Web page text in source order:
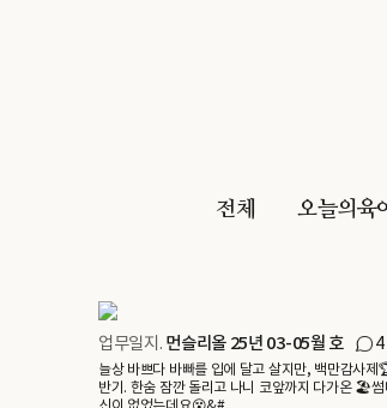
전체 오늘의육
업무일지. 먼슬리올 25년 03-05월 호 4
늘상 바쁘다 바빠를 입에 달고 살지만, 백만감사제
반기. 한숨 잠깐 돌리고 나니 코앞까지 다가온 🏖️